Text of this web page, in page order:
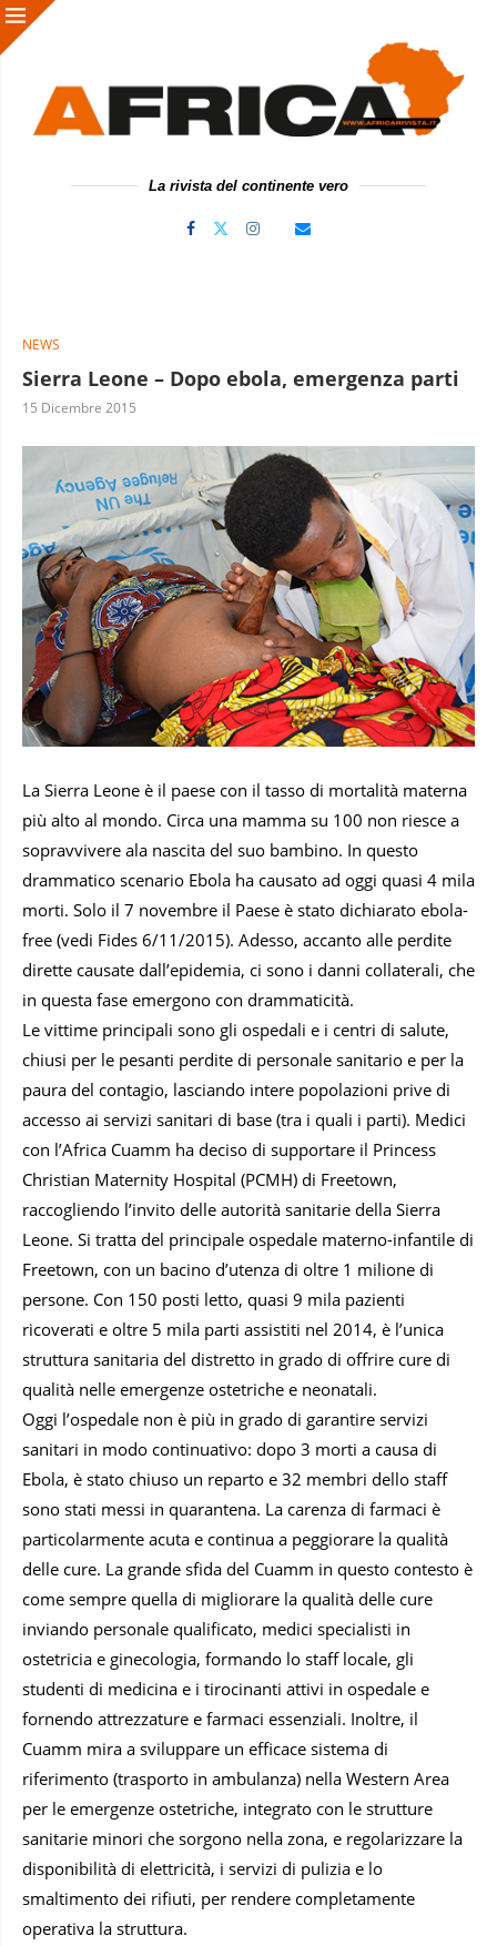
La rivista del continente vero
NEWS
Sierra Leone – Dopo ebola, emergenza parti
15 Dicembre 2015
La Sierra Leone è il paese con il tasso di mortalità materna
più alto al mondo. Circa una mamma su 100 non riesce a
sopravvivere ala nascita del suo bambino. In questo
drammatico scenario Ebola ha causato ad oggi quasi 4 mila
morti. Solo il 7 novembre il Paese è stato dichiarato ebola-
free (vedi Fides 6/11/2015). Adesso, accanto alle perdite
dirette causate dall’epidemia, ci sono i danni collaterali, che
in questa fase emergono con drammaticità.
Le vittime principali sono gli ospedali e i centri di salute,
chiusi per le pesanti perdite di personale sanitario e per la
paura del contagio, lasciando intere popolazioni prive di
accesso ai servizi sanitari di base (tra i quali i parti). Medici
con l’Africa Cuamm ha deciso di supportare il Princess
Christian Maternity Hospital (PCMH) di Freetown,
raccogliendo l’invito delle autorità sanitarie della Sierra
Leone. Si tratta del principale ospedale materno-infantile di
Freetown, con un bacino d’utenza di oltre 1 milione di
persone. Con 150 posti letto, quasi 9 mila pazienti
ricoverati e oltre 5 mila parti assistiti nel 2014, è l’unica
struttura sanitaria del distretto in grado di offrire cure di
qualità nelle emergenze ostetriche e neonatali.
Oggi l’ospedale non è più in grado di garantire servizi
sanitari in modo continuativo: dopo 3 morti a causa di
Ebola, è stato chiuso un reparto e 32 membri dello staff
sono stati messi in quarantena. La carenza di farmaci è
particolarmente acuta e continua a peggiorare la qualità
delle cure. La grande sfida del Cuamm in questo contesto è
come sempre quella di migliorare la qualità delle cure
inviando personale qualificato, medici specialisti in
ostetricia e ginecologia, formando lo staff locale, gli
studenti di medicina e i tirocinanti attivi in ospedale e
fornendo attrezzature e farmaci essenziali. Inoltre, il
Cuamm mira a sviluppare un efficace sistema di
riferimento (trasporto in ambulanza) nella Western Area
per le emergenze ostetriche, integrato con le strutture
sanitarie minori che sorgono nella zona, e regolarizzare la
disponibilità di elettricità, i servizi di pulizia e lo
smaltimento dei rifiuti, per rendere completamente
operativa la struttura.